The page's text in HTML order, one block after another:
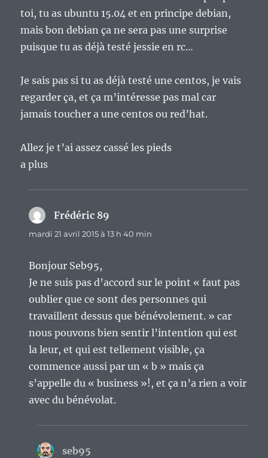
toi, tu as ubuntu 15.04 et en principe debian,
mais bon debian ça ne sera pas une surprise
puisque tu as déjà testé jessie en rc…
Je sais pas si tu as déjà testé une centos, je vais
regarder ça, et ça m’intéresse pas mal car
jamais toucher a une centos ou red’hat.
Allez je t’ai assez cassé les pieds
a plus
Frédéric 89
mardi 21 avril 2015 à 13 h 40 min
Bonjour Seb95,
Je ne suis pas d’accord sur le point « faut pas
oublier que ce sont des personnes qui
travaillent dessus que bénévolement. » car
nous pouvons bien sentir l’intention qui est
la leur, et qui est tellement visible, ça
commence aussi par un « b » mais ça
s’appelle du « business »!, et ça n’a rien a voir
avec du bénévolat.
seb95